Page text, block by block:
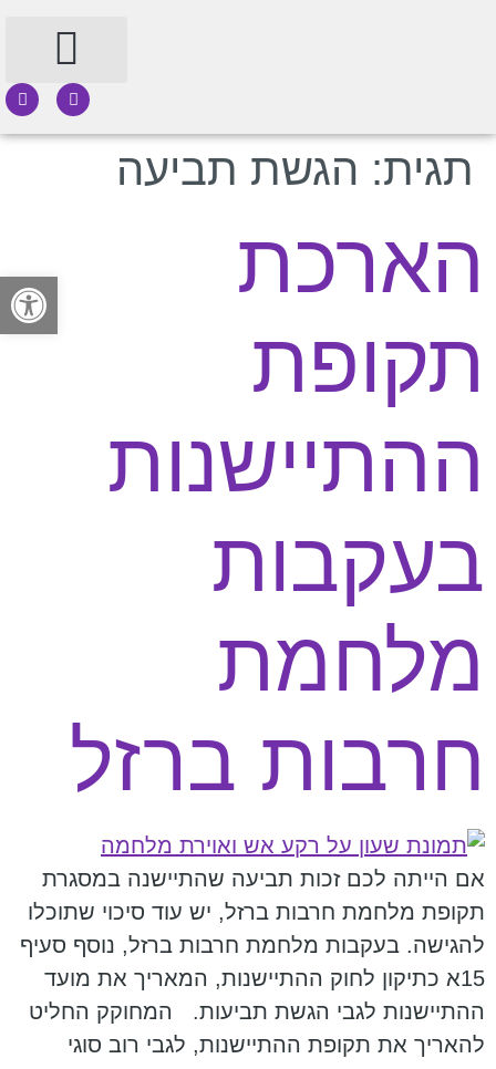
תגית: הגשת תביעה
הארכת
תקופת
ההתיישנות
בעקבות
מלחמת
חרבות ברזל
אם הייתה לכם זכות תביעה שהתיישנה במסגרת
תקופת מלחמת חרבות ברזל, יש עוד סיכוי שתוכלו
להגישה. בעקבות מלחמת חרבות ברזל, נוסף סעיף
15א כתיקון לחוק ההתיישנות, המאריך את מועד
ההתיישנות לגבי הגשת תביעות. המחוקק החליט
להאריך את תקופת ההתיישנות, לגבי רוב סוגי